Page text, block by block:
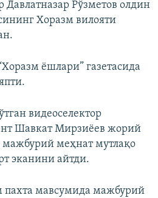
Рўзметов олдин
Хоразм вилояти
ёшлари” газетасида
видеоселектор
Шавкат Мирзиёев жорий
меҳнат мутлақо
эканини айтди.
мавсумида мажбурий